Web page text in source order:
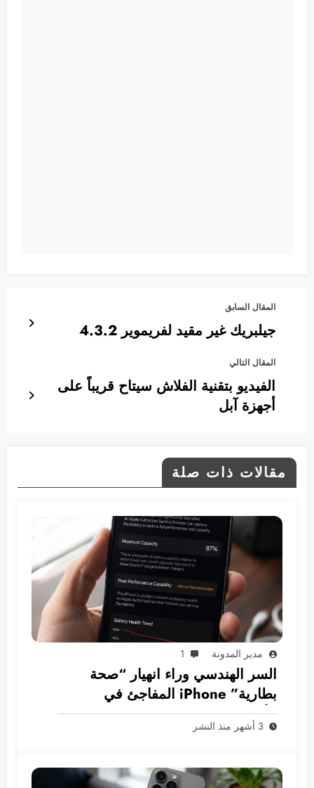
المقال السابق
جيلبريك غير مقيد لفريموير 4‪.‬3‪.‬2
المقال التالي
الفيديو بتقنية الفلاش سيتاح قريباً على
أجهزة آبل
مقالات ذات صلة
مدير المدونة 1
السر الهندسي وراء انهيار “صحة
بطارية” iPhone المفاجئ في
الأسواق العربية
3 أشهر منذ النشر